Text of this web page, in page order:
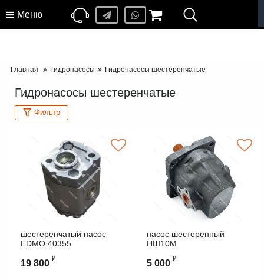
Меню
Главная Гидронасосы Гидронасосы шестеренчатые
Гидронасосы шестеренчатые
Фильтр
шестеренчатый насос
EDMO 40355
19 800 ₽
насос шестеренный
НШ10М
5 000 ₽